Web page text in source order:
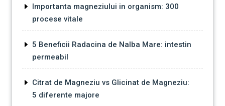
Importanta magneziului in organism: 300
procese vitale
5 Beneficii Radacina de Nalba Mare: intestin
permeabil
Citrat de Magneziu vs Glicinat de Magneziu:
5 diferente majore